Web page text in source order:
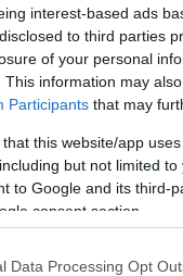
interest-based ads
to third parties
of your personal
This information may
Participants that may
that this website/app
but not limited
to Google and its third-
consent section.
Data Processing Opt
mintha
fog érkezni a
nélkül
az emberek
számolná.
Sylvie vagyok.”